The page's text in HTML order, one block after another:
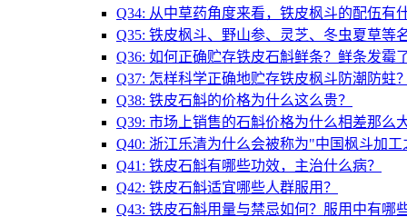
Q34: 从中草药角度来看，铁皮枫斗的配伍有
Q35: 铁皮枫斗、野山参、灵芝、冬虫夏草等
Q36: 如何正确贮存铁皮石斛鲜条？鲜条发霉
Q37: 怎样科学正确地贮存铁皮枫斗防潮防蛀
Q38: 铁皮石斛的价格为什么这么贵？
Q39: 市场上销售的石斛价格为什么相差那么
Q40: 浙江乐清为什么会被称为"中国枫斗加
Q41: 铁皮石斛有哪些功效，主治什么病？
Q42: 铁皮石斛适宜哪些人群服用？
Q43: 铁皮石斛用量与禁忌如何？服用中有哪